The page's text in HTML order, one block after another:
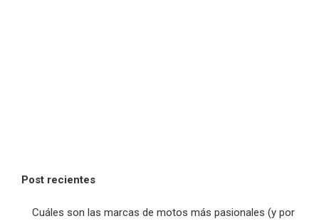
Post recientes
Cuáles son las marcas de motos más pasionales (y por